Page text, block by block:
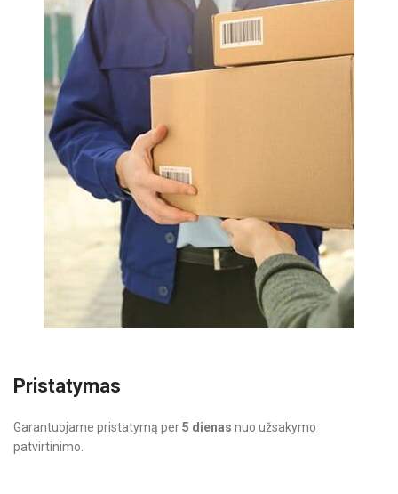
Pristatymas
Garantuojame pristatymą per5 dienas nuo užsakymo
patvirtinimo.